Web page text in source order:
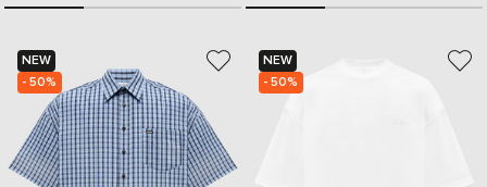
NEW
- 50%
NEW
- 50%